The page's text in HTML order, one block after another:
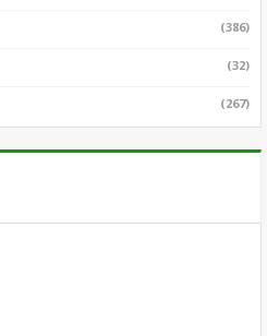
(386)
(32)
(267)